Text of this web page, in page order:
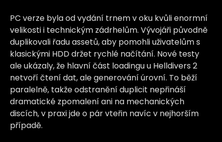
PC verze byla od vydání trnem v oku kvůli enormní
velikosti i technickým zádrhelům. Vývojáři původně
duplikovali řadu assetů, aby pomohli uživatelům s
klasickými HDD držet rychlé načítání. Nové testy
ale ukázaly, že hlavní část loadingu u Helldivers 2
netvoří čtení dat, ale generování úrovní. To běží
paralelně, takže odstranění duplicit nepřináší
dramatické zpomalení ani na mechanických
discích, v praxi jde o pár vteřin navíc v nejhorším
případě.